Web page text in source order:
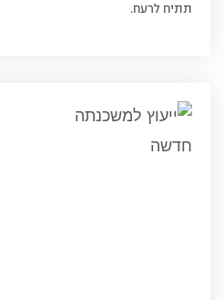
תתיח לרעח.